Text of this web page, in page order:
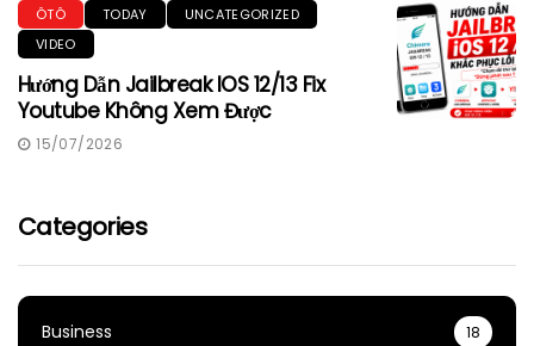
ÔTÔ TODAY
UNCATEGORIZED
VIDEO
Hướng Dẫn Jailbreak IOS 12/13 Fix
Youtube Không Xem Được
15/07/2026
Categories
Business 18